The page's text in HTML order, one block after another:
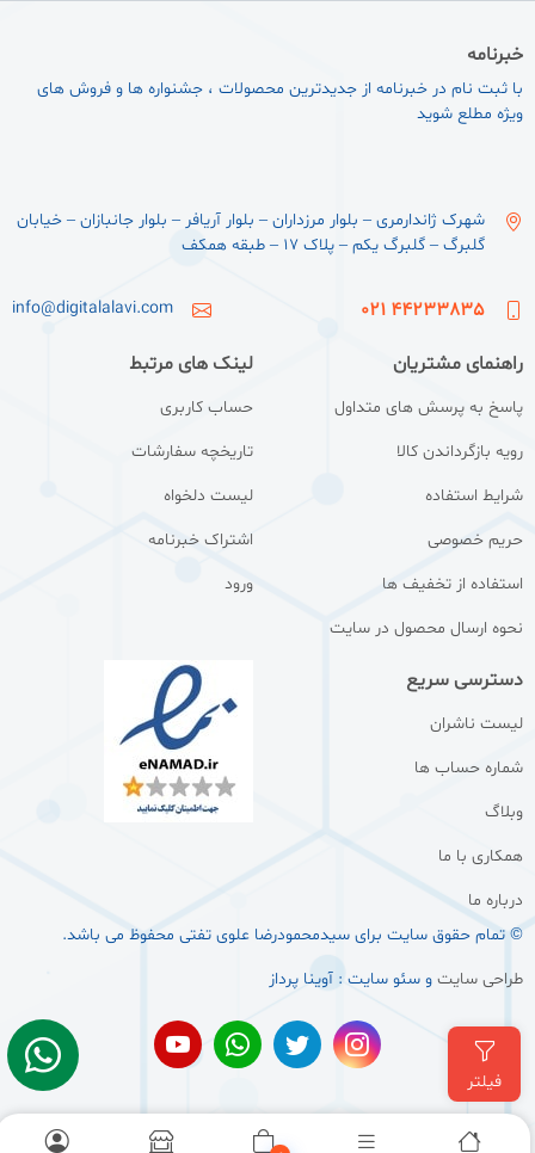
فیلتر
خبرنامه
با ثبت نام در خبرنامه از جدیدترین محصولات ، جشنواره ها و فروش های
ویژه مطلع شوید
شهرک ژاندارمری – بلوار مرزداران – بلوار آریافر – بلوار جانبازان – خیابان
گلبرگ – گلبرگ یکم – پلاک ۱۷ – طبقه همکف
44233835 021
info@digitalalavi.com
راهنمای مشتریان
پاسخ به پرسش های متداول
رویه بازگرداندن کالا
شرایط استفاده
حریم خصوصی
استفاده از تخفیف ها
نحوه ارسال محصول در سایت
لینک های مرتبط
حساب کاربری
تاریخچه سفارشات
لیست دلخواه
اشتراک خبرنامه
ورود
دسترسی سریع
لیست ناشران
شماره حساب ها
وبلاگ
همکاری با ما
درباره ما
© تمام حقوق سایت برای سيدمحمودرضا علوی تفتی محفوظ می باشد.
طراحی سایتو سئو سایت : آوینا پرداز